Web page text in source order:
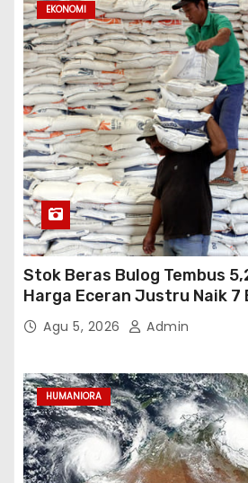
EKONOMI
Stok Beras Bulog Tembus
Harga Eceran Justru Naik
TurutAgu 5, 2026 Admin
HUMANIORA